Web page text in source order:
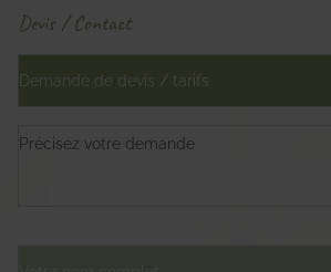
Devis / Contact